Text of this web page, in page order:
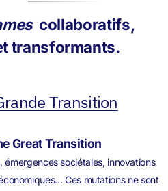
collaboratifs,
transformants.
Transition
Great Transition
émergences sociétales, innovations
Ces mutations ne sont